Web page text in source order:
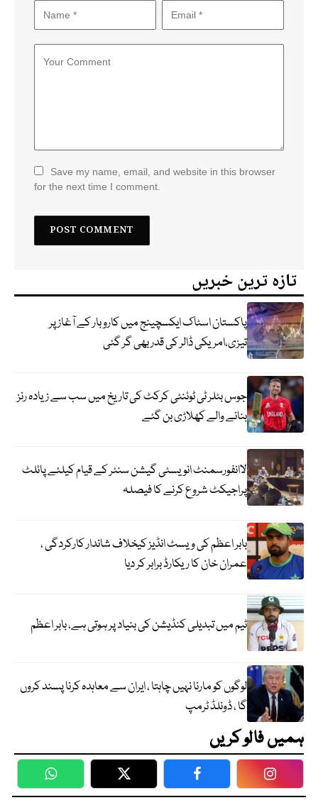
Save my name, email, and website in this browser
for the next time I comment.
تازہ ترین خبریں
پاکستان اسٹاک ایکسچینج میں کاروبار کے آغاز پر
تیزی،امریکی ڈالر کی قدر بھی گر گئی
جوس بٹلر ٹی ٹوئنٹی کرکٹ کی تاریخ میں سب سے زیادہ رنز
بنانے والے کھلاڑی بن گئے
لاانفورسمنٹ انویسٹی گیشن سنٹر کے قیام کیلئے پائلٹ
پراجیکٹ شروع کرنے کا فیصلہ
بابر اعظم کی ویسٹ انڈیز کیخلاف شاندار کارکردگی ،
عمران خان کا ریکارڈ برابر کر دیا
ٹیم میں تبدیلی کنڈیشن کی بنیاد پر ہوتی ہے، بابر اعظم
لوگوں کو مارنا نہیں چاہتا ، ایران سے معاہدہ کرنا پسند کروں
گا ، ڈونلڈ ٹرمپ
ہمیں فالو کریں
WhatsApp Twitter Facebook